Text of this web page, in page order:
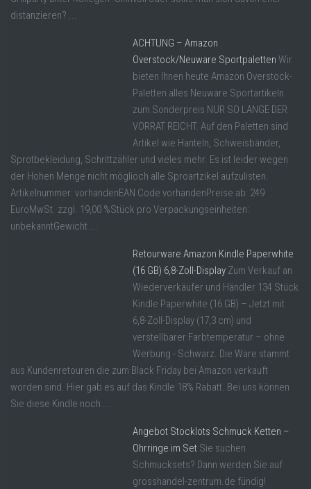
distanzieren? ...
ACHTUNG – Amazon
Overstock/Neuware Sportpaletten Wir
bieten Ihnen heute Amazon Overstock-
Paletten alles Neuware Sportartikeln
zum Sonderpreis NUR SO LANGE DER
VORRAT REICHT. Auf den Paletten sind
Artikel wie Hanteln, Schweisbänder,
Sprotbekleidung, Schrittzähler und vieles mehr. Es ist leider wegen
der Hohen Menge nicht möglioch alle Sproartzikel aufzulisten.
Artikelnummer: vorhandenEAN Code vorhandenPreise ab: 249
EuroMwSt. zzgl. 19,00 %Stück pro Verpackungseinheiten:
unbekanntGewicht ...
Retourware Amazon Kindle Paperwhite
(16 GB) 6,8-Zoll-Display Zum Verkauf an
Wiederverkäufer und Händler 134 Stück
Kindle Paperwhite (16 GB) – Jetzt mit
6,8-Zoll-Display (17,3 cm) und
verstellbarer Farbtemperatur – ohne
Werbung - Schwarz. Die Ware stammt
aus Kundenretouren die zum Black Friday bei Amazon verkauft
worden sind. Hier gab es auf das Kindle 18% Rabatt. Bei uns können
Sie diese Kindle noch ...
Angebot Stocklots Schmuck Ketten –
Ohrringe im Set Sie suchen
Schmucksets? Dann werden Sie auf
grosshandel-zentrum.de fündig!